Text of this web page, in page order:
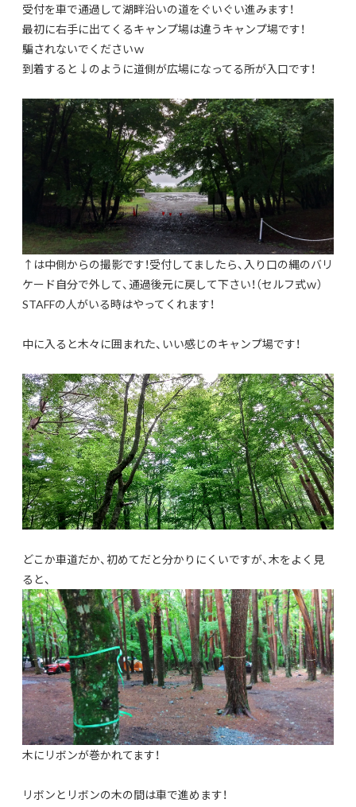
受付を車で通過して湖畔沿いの道をぐいぐい進みます！
最初に右手に出てくるキャンプ場は違うキャンプ場です！
騙されないでくださいｗ
到着すると↓のように道側が広場になってる所が入口です！
↑は中側からの撮影です！受付してましたら、入り口の縄のバリ
ケード自分で外して、通過後元に戻して下さい！（セルフ式ｗ）
STAFFの人がいる時はやってくれます！
中に入ると木々に囲まれた、いい感じのキャンプ場です！
どこか車道だか、初めてだと分かりにくいですが、木をよく見
ると、
木にリボンが巻かれてます！
リボンとリボンの木の間は車で進めます！